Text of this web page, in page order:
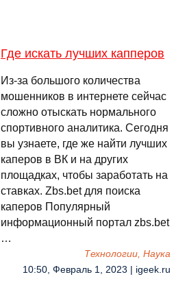
Где искать лучших капперов
Из-за большого количества
мошенников в интернете сейчас
сложно отыскать нормального
спортивного аналитика. Сегодня
вы узнаете, где же найти лучших
каперов в ВК и на других
площадках, чтобы заработать на
ставках. Zbs.bet для поиска
каперов Популярный
информационный портал zbs.bet
…
Технологии, Наука
10:50, Февраль 1, 2023 | igeek.ru